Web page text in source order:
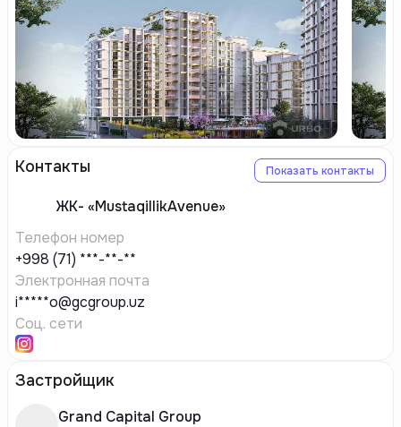
Контакты Показать контакты
ЖК- «MustaqillikAvenue»
Телефон номер
+998 (71) ***-**-**
Электронная почта
i*****o@gcgroup.uz
Соц. сети
Застройщик
Grand Capital Group